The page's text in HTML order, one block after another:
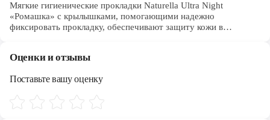
Мягкие гигиенические прокладки Naturella Ultra Night
«Ромашка» с крылышками, помогающими надежно
фиксировать прокладку, обеспечивают защиту кожи в
длинная задняя часть (по сравнению с прокладками Naturella
обильных выделениях в ночное время. • Гигиенические
деликатной коже. • Содержат успокаивающий лосьон
Оценки и отзывы
Поставьте вашу оценку